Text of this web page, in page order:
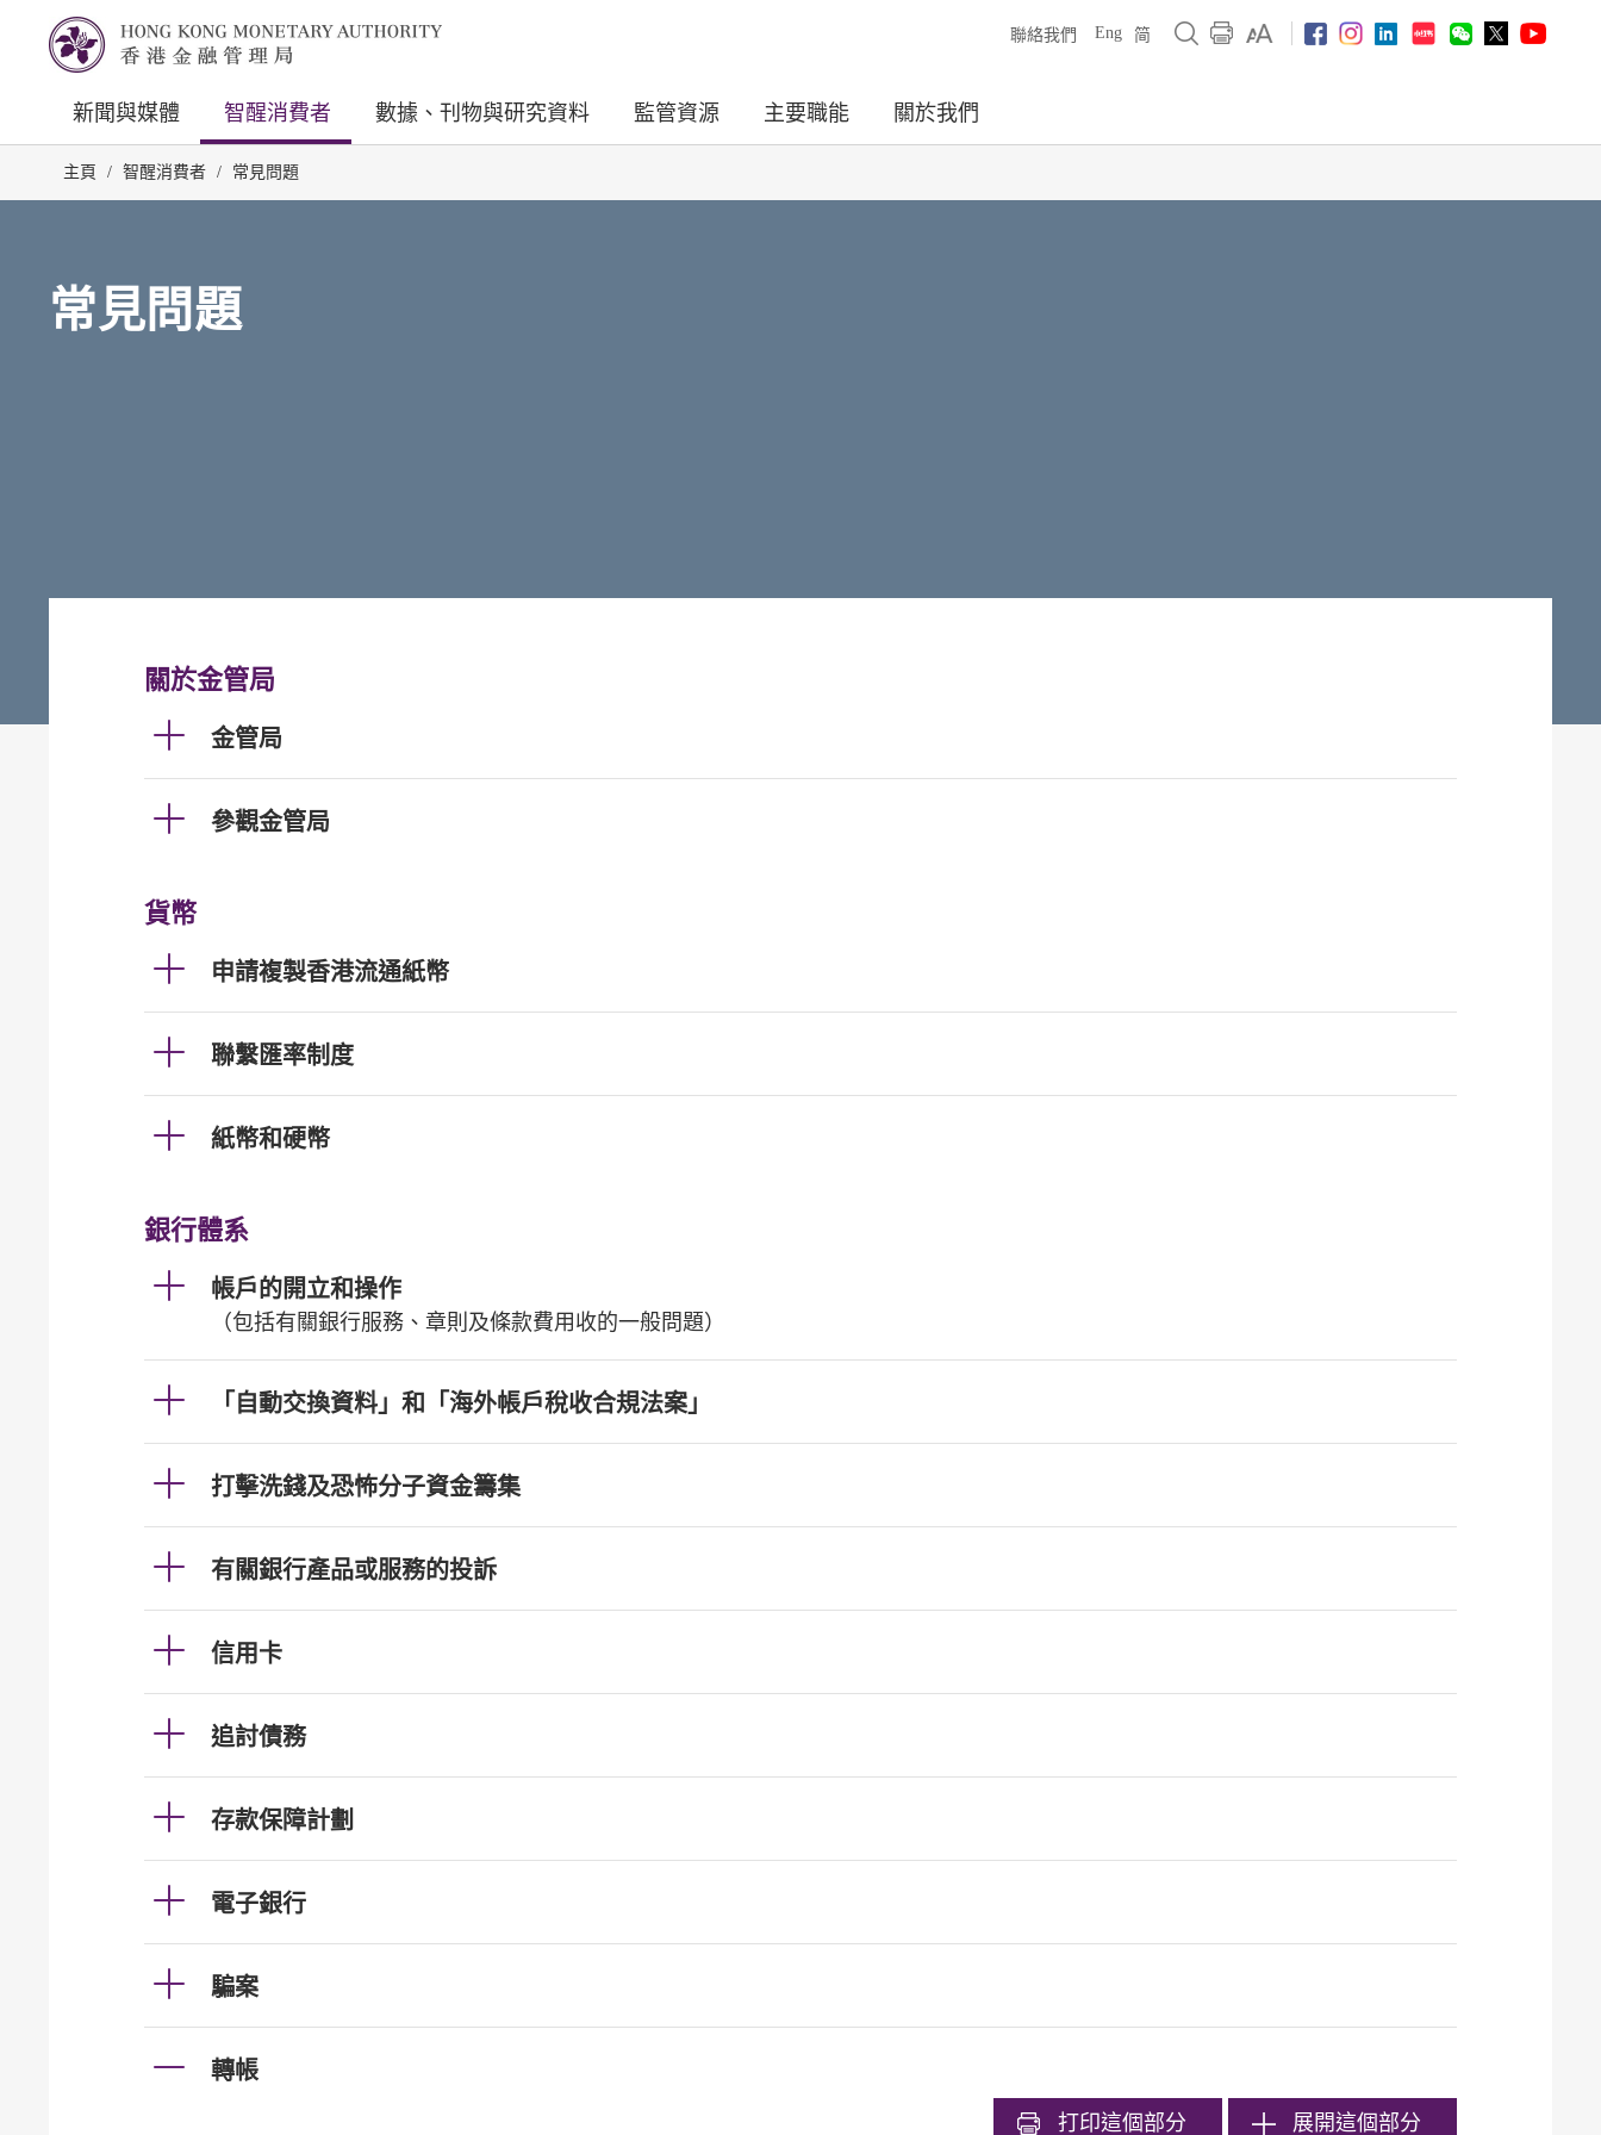
聯絡我們 Eng 简
新聞與媒體 智醒消費者 數據、刊物與研究資料 監管資源 主要職能 關於我們
主頁 / 智醒消費者 / 常見問題
常見問題
關於金管局
金管局
參觀金管局
貨幣
申請複製香港流通紙幣
聯繫匯率制度
紙幣和硬幣
銀行體系
帳戶的開立和操作
（包括有關銀行服務、章則及條款費用收的一般問題）
「自動交換資料」和「海外帳戶稅收合規法案」
打擊洗錢及恐怖分子資金籌集
有關銀行產品或服務的投訴
信用卡
追討債務
存款保障計劃
電子銀行
騙案
轉帳
打印這個部分 展開這個部分